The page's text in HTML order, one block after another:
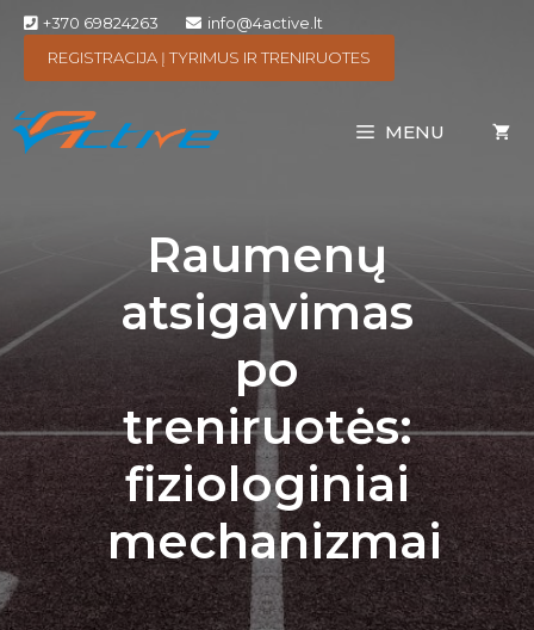
+370 69824263
info@4active.lt
REGISTRACIJA Į TYRIMUS IR TRENIRUOTES
MENU
Raumenų
atsigavimas
po
treniruotės:
fiziologiniai
mechanizmai